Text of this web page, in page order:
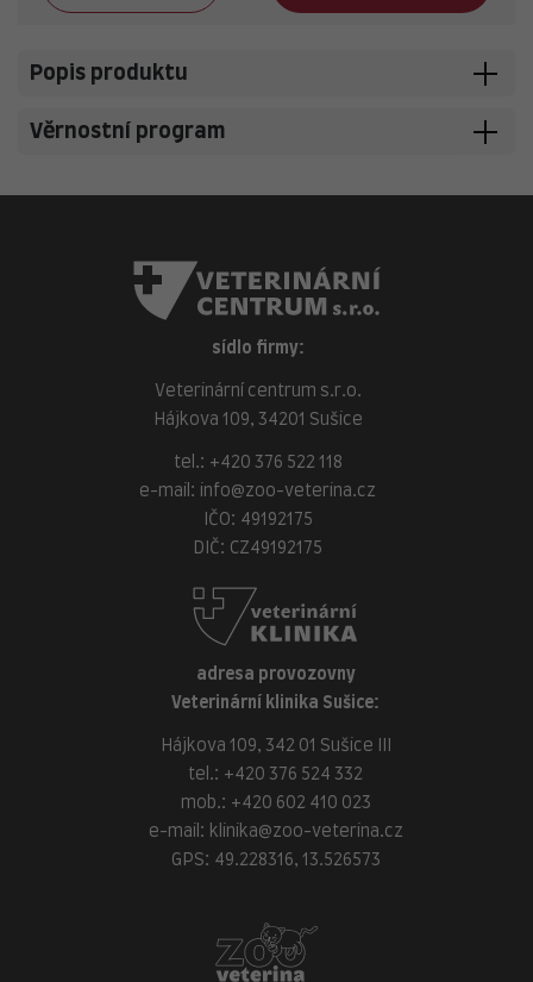
Popis produktu
Věrnostní program
sídlo firmy:
Veterinární centrum s.r.o.
Hájkova 109, 34201 Sušice
tel.: +420 376 522 118
e-mail:
info@zoo-veterina.cz
IČO: 49192175
DIČ: CZ49192175
adresa provozovny
Veterinární klinika Sušice:
Hájkova 109, 342 01 Sušice III
tel.: +420 376 524 332
mob.: +420 602 410 023
e-mail: klinika@zoo-veterina.cz
GPS: 49.228316, 13.526573